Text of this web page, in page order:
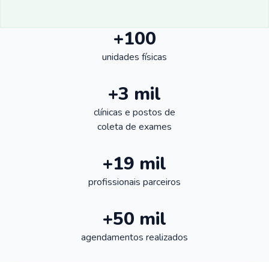
+100
unidades físicas
+3 mil
clínicas e postos de
coleta de exames
+19 mil
profissionais parceiros
+50 mil
agendamentos realizados